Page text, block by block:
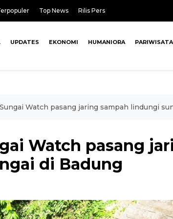
Top News Rilis Pers
UPDATES EKONOMI HUMANIORA PARIWISATA
Watch pasang jaring sampah lindungi
Watch pasang
di Badung